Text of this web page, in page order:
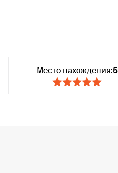
Место нахождения:5